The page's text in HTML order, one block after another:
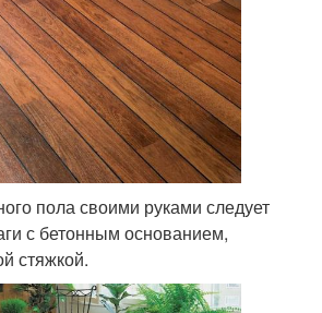
пола своими руками следует
с бетонным основанием,
стяжкой.